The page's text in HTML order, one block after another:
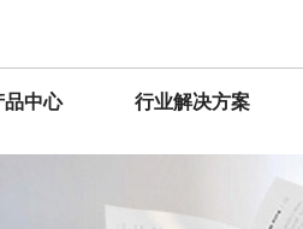
品中心 行业解决方案